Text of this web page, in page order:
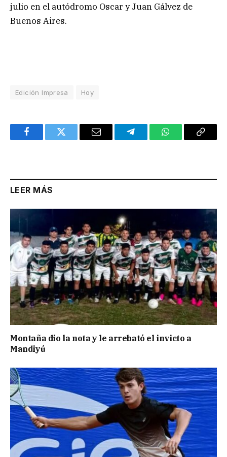
julio en el autódromo Oscar y Juan Gálvez de
Buenos Aires.
Edición Impresa Hoy
FacebookTwitter Email TelegramWhatsAppCopy
LEER MÁS
Montaña dio la nota y le arrebató el invicto a
Mandiyú